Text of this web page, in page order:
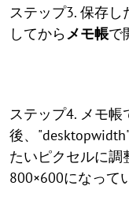
ステップ3. 保存
してからメモ帳で
ステップ4. メモ帳
後、
たいピクセルに調
800×600になって